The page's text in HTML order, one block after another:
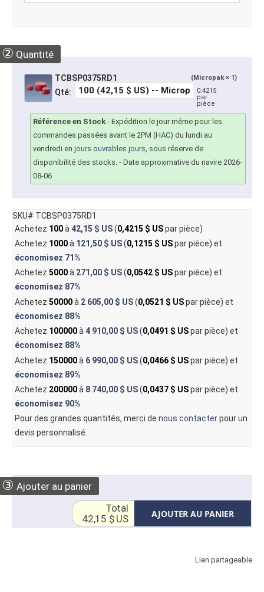
② Quantité
TCBSP0375RD1 (Micropak × 1)
Qté:
0.4215
par
pièce
Référence en Stock - Expédition le jour même pour les
commandes passées avant le 2PM (HAC) du lundi au
vendredi en jours ouvrables jours, sous réserve de
disponibilité des stocks. - Date approximative du navire 2026-
08-06
SKU# TCBSP0375RD1
Achetez 100à 42,15 $ US(0,4215 $ USpar pièce)
Achetez 1000à 121,50 $ US(0,1215 $ USpar pièce) et
économisez 71%
Achetez 5000à 271,00 $ US(0,0542 $ USpar pièce) et
économisez 87%
Achetez 50000à 2 605,00 $ US(0,0521 $ USpar pièce) et
économisez 88%
Achetez 100000à4 910,00 $ US(0,0491 $ USpar pièce) et
économisez 88%
Achetez 150000à 6 990,00 $ US(0,0466 $ USpar pièce) et
économisez 89%
Achetez 200000à 8 740,00 $ US(0,0437 $ USpar pièce) et
économisez 90%
Pour des grandes quantités, merci de nous contacterpour un
devis personnalisé.
③ Ajouter au panier
AJOUTER AU PANIER
Total
42,15 $ US
Lien partageable